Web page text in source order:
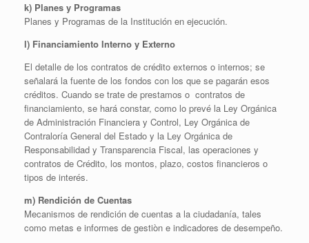
k) Planes y Programas
Planes y Programas de la Institución en ejecución.
l) Financiamiento Interno y Externo
El detalle de los contratos de crédito externos o internos; se
señalará la fuente de los fondos con los que se pagarán esos
créditos. Cuando se trate de prestamos o contratos de
financiamiento, se hará constar, como lo prevé la Ley Orgánica
de Administración Financiera y Control, Ley Orgánica de
Contraloría General del Estado y la Ley Orgánica de
Responsabilidad y Transparencia Fiscal, las operaciones y
contratos de Crédito, los montos, plazo, costos financieros o
tipos de interés.
m) Rendición de Cuentas
Mecanismos de rendición de cuentas a la ciudadanía, tales
como metas e informes de gestiòn e indicadores de desempeño.